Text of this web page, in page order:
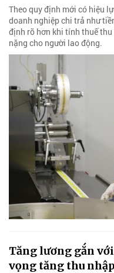
Theo quy định mới có hiệu
doanh nghiệp chi trả như
định rõ hơn khi tính thuế
nặng cho người lao động.
Tăng lương gắn
vọng tăng thu nhập